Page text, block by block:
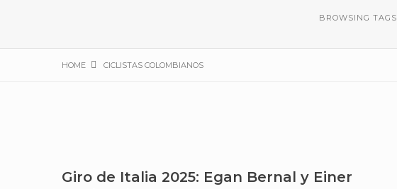
BROWSING TAGS
HOME CICLISTAS COLOMBIANOS
Giro de Italia 2025: Egan Bernal y Einer